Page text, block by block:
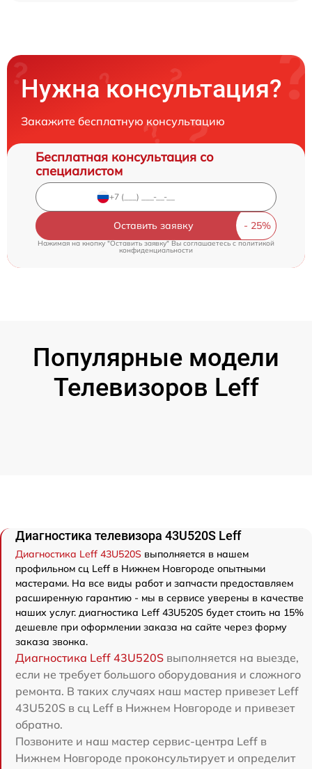
Нужна консультация?
Закажите бесплатную консультацию
Бесплатная консультация со
специалистом
Оставить заявку
Нажимая на кнопку "Оставить заявку" Вы соглашаетесь cполитикой
конфиденциальности
Популярные модели
Телевизоров Leff
Диагностика телевизора 43U520S Leff
Диагностика Leff 43U520S выполняется в нашем
профильном сц Leff в Нижнем Новгороде опытными
мастерами. На все виды работ и запчасти предоставляем
расширенную гарантию - мы в сервисе уверены в качестве
наших услуг. диагностика Leff 43U520S будет стоить на 15%
дешевле при оформлении заказа на сайте через форму
заказа звонка.
Диагностика Leff 43U520S выполняется на выезде,
если не требует большого оборудования и сложного
ремонта. В таких случаях наш мастер привезет Leff
43U520S в сц Leff в Нижнем Новгороде и привезет
обратно.
Позвоните и наш мастер сервис-центра Leff в
Нижнем Новгороде проконсультирует и определит